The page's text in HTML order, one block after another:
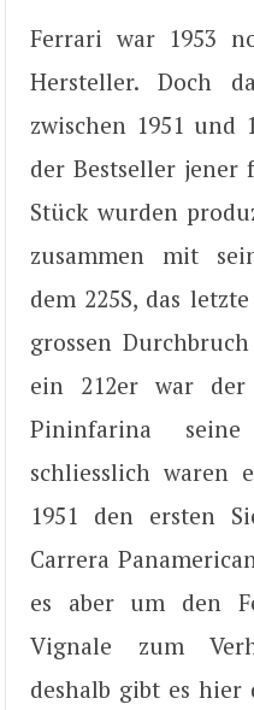
Ferrari war 1953
Hersteller. Doch
zwischen 1951 und
der Bestseller jener
Stück wurden
zusammen mit
dem 225S, das
grossen
ein 212er war
Pininfarina
schliesslich waren
1951 den ersten
Carrera
es aber um den
Vignale zum
deshalb gibt es